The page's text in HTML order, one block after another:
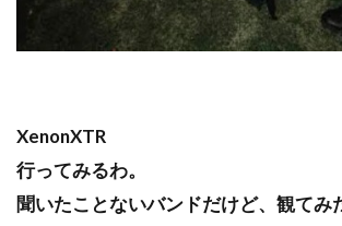
XenonXTR
行ってみるわ。
聞いたことないバンドだけど、観てみ